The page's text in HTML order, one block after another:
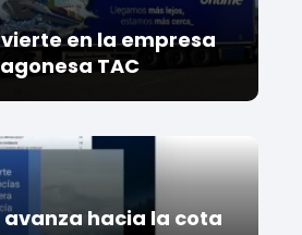
en la empresa
TAC
hacia la cota